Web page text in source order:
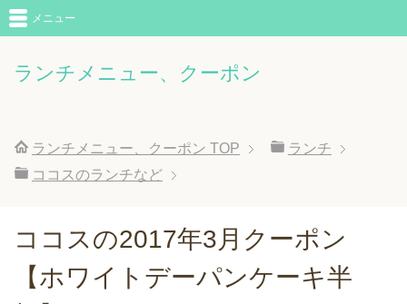
ランチメニュー、クーポン
メニュー
ランチメニュー、クーポン TOP
ランチ
ココスのランチなど
ココスの2017年3月クーポン
【ホワイトデーパンケーキ半